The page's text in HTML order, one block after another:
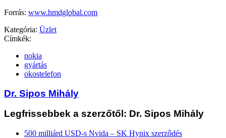
Forrás: www.hmdglobal.com
Kategória: Üzlet
Címkék:
nokia
gyártás
okostelefon
Dr. Sipos Mihály
Legfrissebbek a szerzőtől: Dr. Sipos Mihály
500 milliárd USD-s Nvida – SK Hynix szerződés